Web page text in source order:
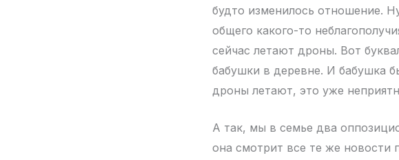
будто изменилось отношение.
общего какого-то
сейчас летают дроны. Вот
бабушки в деревне. И бабушка
дроны летают, это уже
А так, мы в семье два
она смотрит все те же новости